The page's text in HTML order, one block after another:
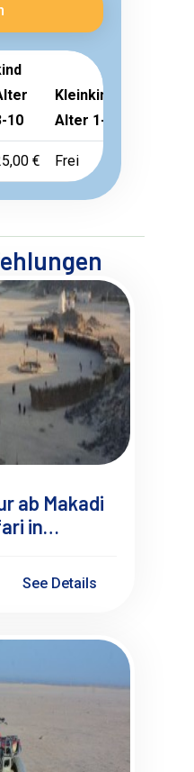
10
Kleinkind
Alter 1-2
€ Frei
ab Makadi
in
See Details